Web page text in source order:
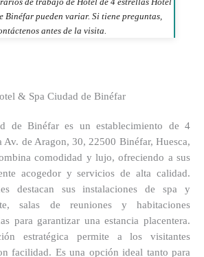
Binéfar pueden variar. Si tiene preguntas,
antes de la visita.
& Spa Ciudad de Binéfar
de Binéfar es un establecimiento de 4
Av. de Aragon, 30, 22500 Binéfar, Huesca,
comodidad y lujo, ofreciendo a sus
acogedor y servicios de alta calidad.
destacan sus instalaciones de spa y
salas de reuniones y habitaciones
para garantizar una estancia placentera.
estratégica permite a los visitantes
facilidad. Es una opción ideal tanto para